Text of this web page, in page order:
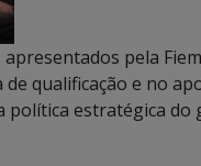
pela
qualificação e no
estratégica